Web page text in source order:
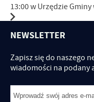
13:00 w Urzędzie Gminy
NEWSLETTER
Zapisz się do naszego
wiadomości na podany